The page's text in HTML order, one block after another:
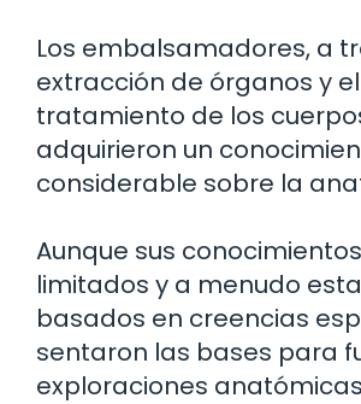
Los embalsamadores, a
extracción de órganos y el
tratamiento de los
adquirieron un
considerable sobre la
Aunque sus
limitados y a menudo
basados en creencias
sentaron las bases para
exploraciones